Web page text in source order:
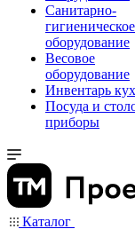
Санитарно-
гигиеническое
оборудование
Весовое
оборудование
Инвентарь
Посуда и
приборы
Каталог